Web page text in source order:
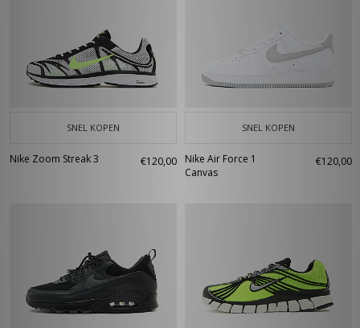
SNEL KOPEN
Nike Zoom Streak 3 €120,00
SNEL KOPEN
Nike Air Force 1
Canvas
€120,00